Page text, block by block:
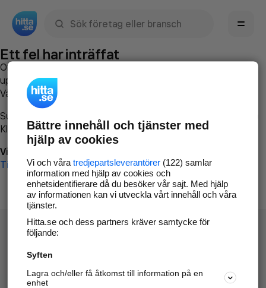
Ett fel har inträffat
Om du vill kan du
uppstod så att vi lättare och snabbare kan avhjälpa det.
Vänligen försök med följande:
Surfa till
Klicka påTillbaka-knappen i webbläsaren och försök igen
Vi beklagar besväret!
Till startsidan
Hitta.se - Gratis nummerupplysning.
Sök företag, personer och platser.
Bättre innehåll och tjänster med
hjälp av cookies
Vi och våra tredjepartsleverantörer(122) samlar
information med hjälp av cookies och
enhetsidentifierare då du besöker vår sajt. Med hjälp
av informationen kan vi utveckla vårt innehåll och våra
tjänster.
Hitta.se och dess partners kräver samtycke för
följande:
Syften
Lagra och/eller få åtkomst till information på en
enhet